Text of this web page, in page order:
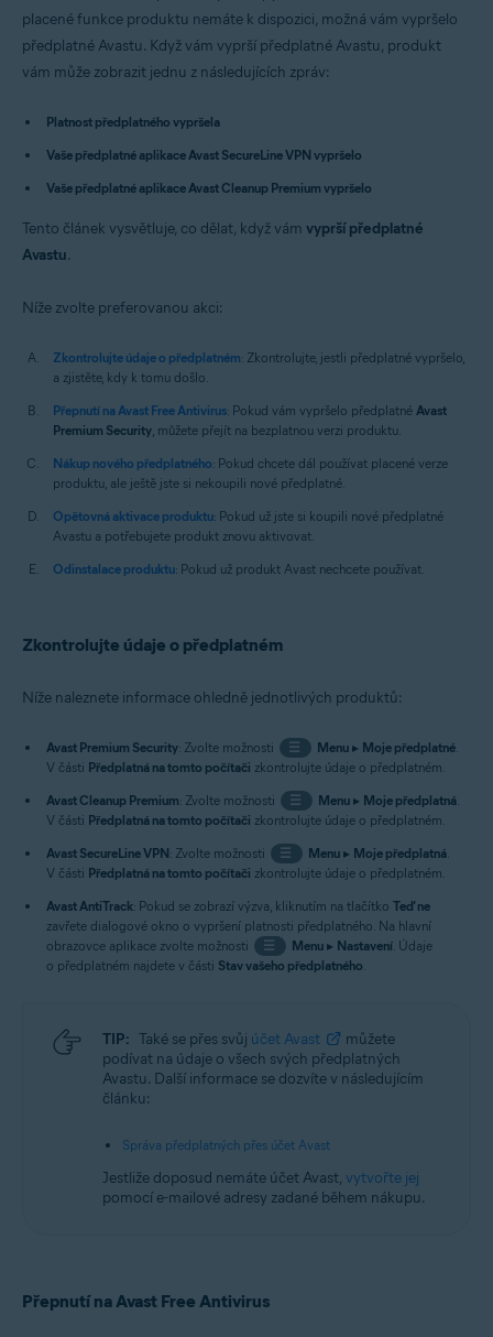
Avast Premium Security 14.x pro Mac
Avast SecureLine VPN 4.x pro Mac
Avast Cleanup Premium 4.x pro Mac
Avast AntiTrack 3.x pro Mac
Operační systémy:
Microsoft Windows 11 Home / Pro / Enterprise / Education
Microsoft Windows 8.1 / Pro / Enterprise – 32/64bitový
Microsoft Windows 7 Home Basic / Home Premium / Professional /
Enterprise / Ultimate – Service Pack 1, 32/64bitový
Apple macOS 11.x (Big Sur)
Apple macOS 10.13.x (High Sierra)
Apple macOS 10.12.x (Sierra)
Apple Mac OS X 10.11.x (El Capitan)
Apple Mac OS X 10.10.x (Yosemite)
placené funkce produktu nemáte k dispozici, možná vám vypršelo
předplatné Avastu. Když vám vyprší předplatné Avastu, produkt
vám může zobrazit jednu z následujících zpráv:
Platnost předplatného vypršela
Vaše předplatné aplikace Avast SecureLine VPN vypršelo
Vaše předplatné aplikace Avast Cleanup Premium vypršelo
Tento článek vysvětluje, co dělat, když vám vyprší předplatné
Avastu.
Níže zvolte preferovanou akci:
Zkontrolujte údaje o předplatném: Zkontrolujte, jestli předplatné vypršelo,
a zjistěte, kdy k tomu došlo.
Přepnutí na Avast Free Antivirus: Pokud vám vypršelo předplatné Avast
Premium Security, můžete přejít na bezplatnou verzi produktu.
Nákup nového předplatného: Pokud chcete dál používat placené verze
produktu, ale ještě jste si nekoupili nové předplatné.
Opětovná aktivace produktu: Pokud už jste si koupili nové předplatné
Avastu a potřebujete produkt znovu aktivovat.
Odinstalace produktu: Pokud už produkt Avast nechcete používat.
Zkontrolujte údaje o předplatném
Níže naleznete informace ohledně jednotlivých produktů:
Avast Premium Security: Zvolte možnosti ☰ Menu▸ Moje předplatné.
V části Předplatná na tomto počítači zkontrolujte údaje o předplatném.
Avast Cleanup Premium: Zvolte možnosti ☰ Menu▸ Moje předplatná.
V části Předplatná na tomto počítači zkontrolujte údaje o předplatném.
Avast SecureLine VPN: Zvolte možnosti ☰ Menu▸ Moje předplatná.
V části Předplatná na tomto počítači zkontrolujte údaje o předplatném.
Avast AntiTrack: Pokud se zobrazí výzva, kliknutím na tlačítko Teď ne
zavřete dialogové okno o vypršení platnosti předplatného. Na hlavní
obrazovce aplikace zvolte možnosti
☰ Menu▸ Nastavení. Údaje
o předplatném najdete v části Stav vašeho předplatného.
TIP: Také se přes svůj účet Avast
můžete
podívat na údaje o všech svých předplatných
Avastu. Další informace se dozvíte v následujícím
článku:
Správa předplatných přes účet Avast
Jestliže doposud nemáte účet Avast, vytvořte jej
pomocí e-mailové adresy zadané během nákupu.
Přepnutí na Avast Free Antivirus